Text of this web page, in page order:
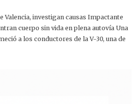
Valencia, investigan causas Impactante
cuerpo sin vida en plena autovía Una
a los conductores de la V-30, una de